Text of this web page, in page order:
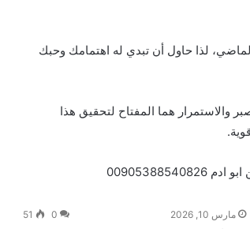
لذا حاول أن تبدي له اهتمامك وحبك
والاستمرار هما المفتاح لتحقيق هذا
مارس 10, 2026 0
51